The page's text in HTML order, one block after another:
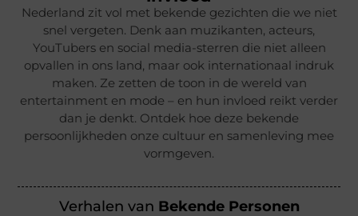
Nederland zit vol met bekende gezichten die we niet
snel vergeten. Denk aan muzikanten, acteurs,
YouTubers en social media-sterren die niet alleen
opvallen in ons land, maar ook internationaal indruk
maken. Ze zetten de toon in de wereld van
entertainment en mode – en hun invloed reikt verder
dan je denkt. Ontdek hoe deze bekende
persoonlijkheden onze cultuur en samenleving mee
vormgeven.
Verhalen van Bekende Personen